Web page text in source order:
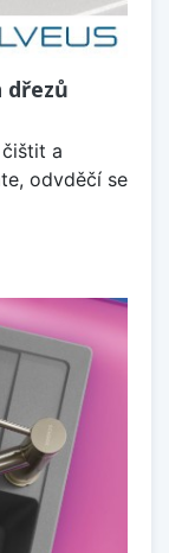
dřezů
a
odvděčí se